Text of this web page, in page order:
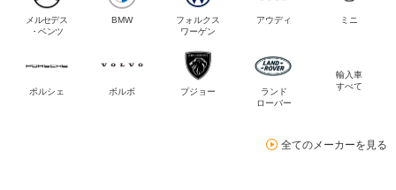
メルセデス
・ベンツ
BMW
フォルクス
ワーゲン
アウディ ミニ
ポルシェ ボルボ プジョー
ランド
ローバー
輸入車
すべて
全てのメーカーを見る